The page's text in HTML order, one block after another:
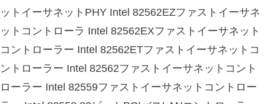
ットイーサネットPHY Intel 82562EZファストイーサネ
ットコントローラ Intel 82562EXファストイーサネット
コントローラー Intel 82562ETファストイーサネットコ
ントローラー Intel 82562ファストイーサネットコント
ローラー Intel 82559ファストイーサネットコントロー